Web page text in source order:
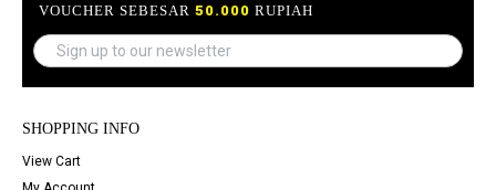
VOUCHER SEBESAR 50.000 RUPIAH
SHOPPING INFO
View Cart